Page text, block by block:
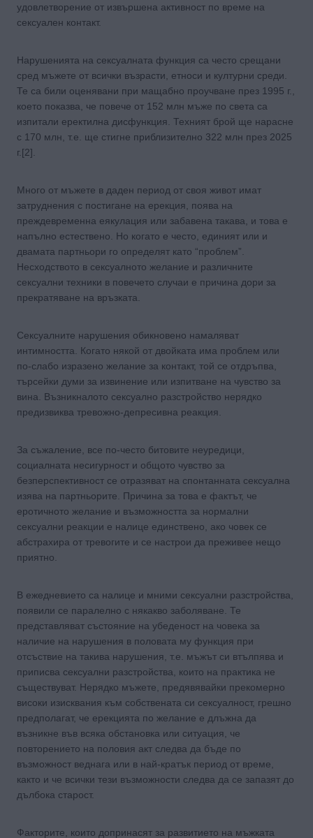
удовлетворение от извършена активност по време на
сексуален контакт.
Нарушенията на сексуалната функция са често срещани
сред мъжете от всички възрасти, етноси и културни среди.
Те са били оценявани при мащабно проучване през 1995 г.,
което показва, че повече от 152 млн мъже по света са
изпитали еректилна дисфункция. Техният брой ще нарасне
с 170 млн, т.е. ще стигне приблизително 322 млн през 2025
г.[2].
Много от мъжете в даден период от своя живот имат
затруднения с постигане на ерекция, поява на
преждевременна еякулация или забавена такава, и това е
напълно естествено. Но когато е често, единият или и
двамата партньори го определят като “проблем”.
Несходството в сексуалното желание и различните
сексуални техники в повечето случаи е причина дори за
прекратяване на връзката.
Сексуалните нарушения обикновено намаляват
интимността. Когато някой от двойката има проблем или
по-слабо изразено желание за контакт, той се отдръпва,
търсейки думи за извинение или изпитване на чувство за
вина. Възникналото сексуално разстройство нерядко
предизвиква тревожно-депресивна реакция.
За съжаление, все по-често битовите неуредици,
социалната несигурност и общото чувство за
безперспективност се отразяват на спонтанната сексуална
изява на партньорите. Причина за това е фактът, че
еротичното желание и възможността за нормални
сексуални реакции е налице единствено, ако човек се
абстрахира от тревогите и се настрои да преживее нещо
приятно.
В ежедневието са налице и мними сексуални разстройства,
появили се паралелно с някакво заболяване. Те
представляват състояние на убеденост на човека за
наличие на нарушения в половата му функция при
отсъствие на такива нарушения, т.е. мъжът си втълпява и
приписва сексуални разстройства, които на практика не
съществуват. Нерядко мъжете, предявявайки прекомерно
високи изисквания към собствената си сексуалност, грешно
предполагат, че ерекцията по желание е длъжна да
възникне във всяка обстановка или ситуация, че
повторението на половия акт следва да бъде по
възможност веднага или в най-кратък период от време,
както и че всички тези възможности следва да се запазят до
дълбока старост.
Факторите, които допринасят за развитието на мъжката